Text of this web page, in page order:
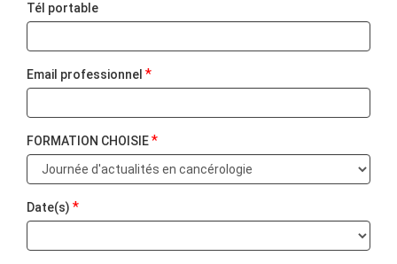
Tél portable
Email professionnel *
FORMATION CHOISIE*
Date(s) *